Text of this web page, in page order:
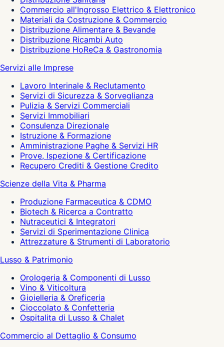
Commercio all'Ingrosso Elettrico & Elettronico
Materiali da Costruzione & Commercio
Distribuzione Alimentare & Bevande
Distribuzione Ricambi Auto
Distribuzione HoReCa & Gastronomia
Servizi alle Imprese
Lavoro Interinale & Reclutamento
Servizi di Sicurezza & Sorveglianza
Pulizia & Servizi Commerciali
Servizi Immobiliari
Consulenza Direzionale
Istruzione & Formazione
Amministrazione Paghe & Servizi HR
Prove, Ispezione & Certificazione
Recupero Crediti & Gestione Credito
Scienze della Vita & Pharma
Produzione Farmaceutica & CDMO
Biotech & Ricerca a Contratto
Nutraceutici & Integratori
Servizi di Sperimentazione Clinica
Attrezzature & Strumenti di Laboratorio
Lusso & Patrimonio
Orologeria & Componenti di Lusso
Vino & Viticoltura
Gioielleria & Oreficeria
Cioccolato & Confetteria
Ospitalita di Lusso & Chalet
Commercio al Dettaglio & Consumo